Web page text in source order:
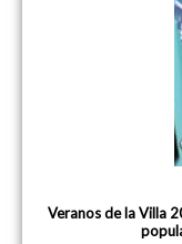
Veranos de la Villa